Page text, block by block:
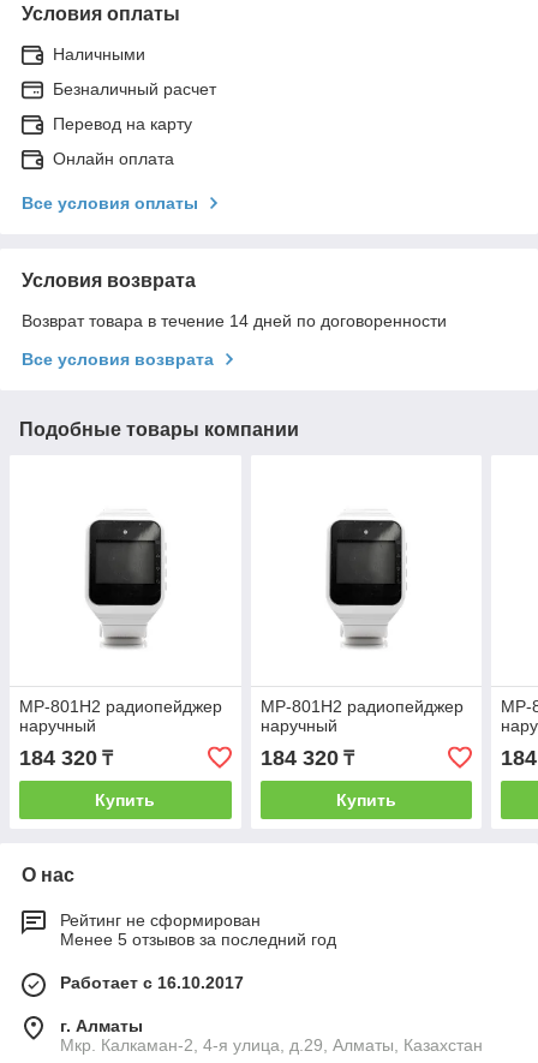
Условия оплаты
Наличными
Безналичный расчет
Перевод на карту
Онлайн оплата
Все условия оплаты
Условия возврата
Возврат товара в течение 14 дней по договоренности
Все условия возврата
Подобные товары компании
MP-801H2 радиопейджер
наручный
184 320 ₸
Купить
MP-801H2 радиопейджер
наручный
184 320₸
Купить
MP-
О нас
Рейтинг не сформирован
Менее 5 отзывов за последний год
Работает с 16.10.2017
г. Алматы
Мкр. Калкаман-2, 4-я улица, д.29, Алматы, Казахстан